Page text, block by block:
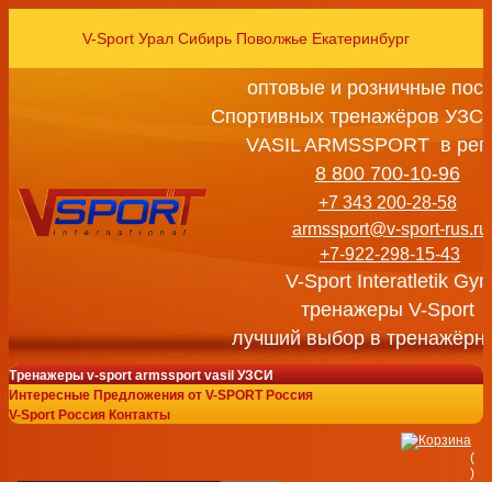
V-Sport Урал Сибирь Поволжье Екатеринбург
оптовые и розничные
Спортивных тренажёров
VASIL ARMSSPORT в
8 800 700-10-96
+7 343 200-28-58
armssport@v-sport-rus.ru
+7-922-298-15-43
V-Sport Interatletik
тренажеры V-Sport
лучший выбор в
Тренажеры v-sport armssport vasil УЗСИ
Интересные Предложения от V-SPORT Россия
V-Sport Россия Контакты
(
)